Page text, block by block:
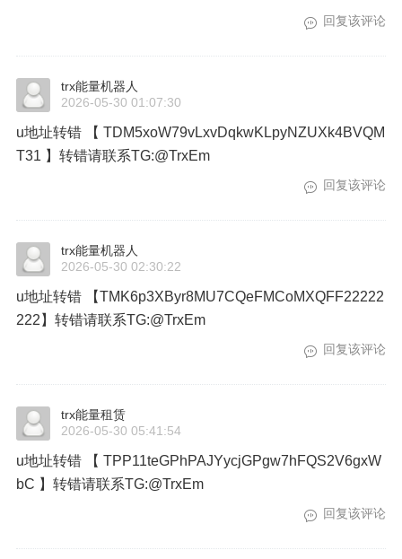
回复该评论
trx能量机器人
2026-05-30 01:07:30
u地址转错 【 TDM5xoW79vLxvDqkwKLpyNZUXk4BVQM
T31 】转错请联系TG:@TrxEm
回复该评论
trx能量机器人
2026-05-30 02:30:22
u地址转错 【TMK6p3XByr8MU7CQeFMCoMXQFF22222
222】转错请联系TG:@TrxEm
回复该评论
trx能量租赁
2026-05-30 05:41:54
u地址转错 【 TPP11teGPhPAJYycjGPgw7hFQS2V6gxW
bC 】转错请联系TG:@TrxEm
回复该评论